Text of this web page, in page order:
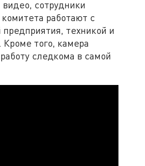
сотрудники
работают с
техникой и
Кроме того, камера
следкома в самой